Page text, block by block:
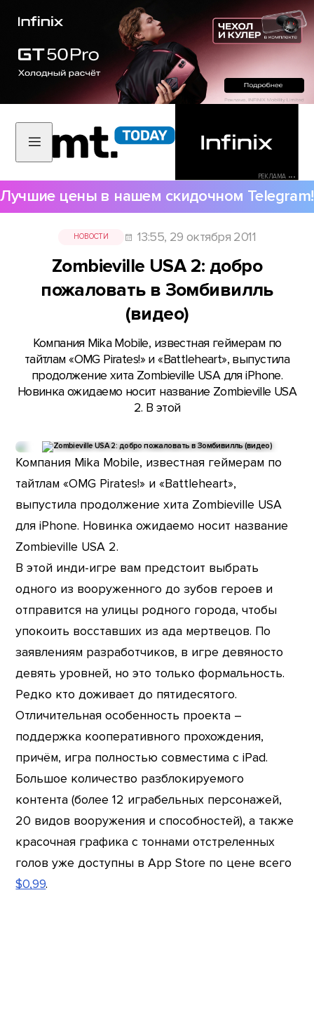
РЕКЛАМА •••
Лучшие цены в нашем скидочном Telegram!
НОВОСТИ 13:55, 29 октября 2011
Zombieville USA 2: добро
пожаловать в Зомбивилль
(видео)
Компания Mika Mobile, известная геймерам по
тайтлам «OMG Pirates!» и «Battleheart», выпустила
продолжение хита Zombieville USA для iPhone.
Новинка ожидаемо носит название Zombieville USA
2. В этой
Компания Mika Mobile, известная геймерам по
тайтлам «OMG Pirates!» и «Battleheart»,
выпустила продолжение хита Zombieville USA
для iPhone. Новинка ожидаемо носит название
Zombieville USA 2.
В этой инди-игре вам предстоит выбрать
одного из вооруженного до зубов героев и
отправится на улицы родного города, чтобы
упокоить восставших из ада мертвецов. По
заявлениям разработчиков, в игре девяносто
девять уровней, но это только формальность.
Редко кто доживает до пятидесятого.
Отличительная особенность проекта –
поддержка кооперативного прохождения,
причём, игра полностью совместима с iPad.
Большое количество разблокируемого
контента (более 12 играбельных персонажей,
20 видов вооружения и способностей), а также
красочная графика с тоннами отстреленных
голов уже доступны в App Store по цене всего
$0,99.